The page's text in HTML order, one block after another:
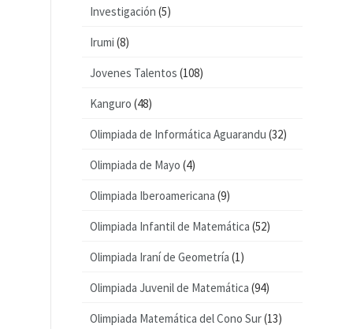
Investigación (5)
Irumi (8)
Jovenes Talentos (108)
Kanguro (48)
Olimpiada de Informática Aguarandu (32)
Olimpiada de Mayo (4)
Olimpiada Iberoamericana (9)
Olimpiada Infantil de Matemática (52)
Olimpiada Iraní de Geometría (1)
Olimpiada Juvenil de Matemática (94)
Olimpiada Matemática del Cono Sur(13)